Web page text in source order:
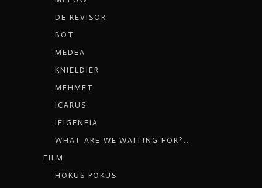
DE REVISOR
BOT
MEDEA
KNIELDIER
MEHMET
ICARUS
IFIGENEIA
WHAT ARE WE WAITING FOR?..
FILM
HOKUS POKUS